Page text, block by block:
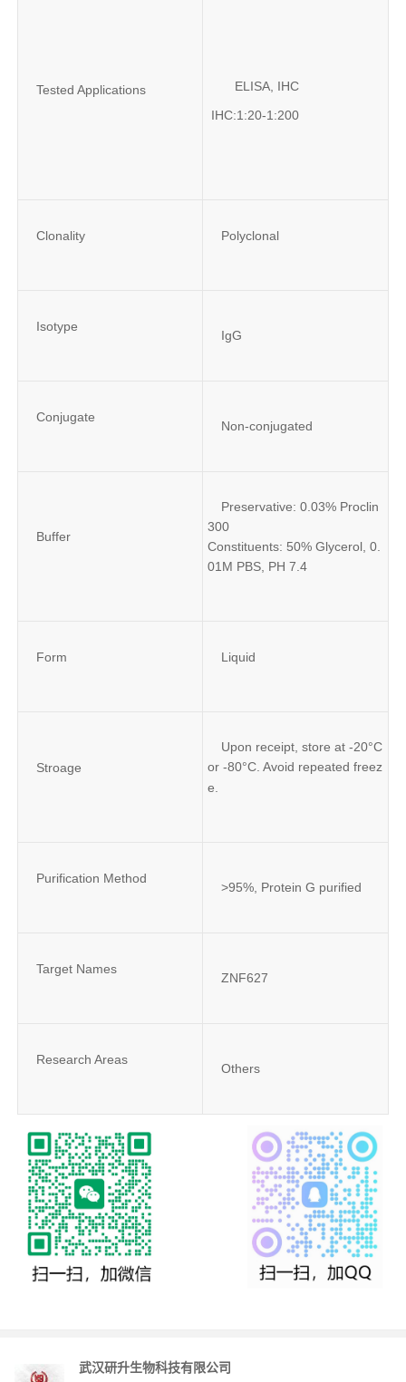
Tested Applications
ELISA, IHC
IHC:1:20-1:200
Clonality Polyclonal
Isotype
IgG
Conjugate
Non-conjugated
Buffer
Preservative: 0.03% Proclin
300
Constituents: 50% Glycerol, 0.
01M PBS, PH 7.4
Form Liquid
Stroage
Upon receipt, store at -20°C
or -80°C. Avoid repeated freez
e.
Purification Method
>95%, Protein G purified
Target Names
ZNF627
Research Areas
Others
武汉研升生物科技有限公司